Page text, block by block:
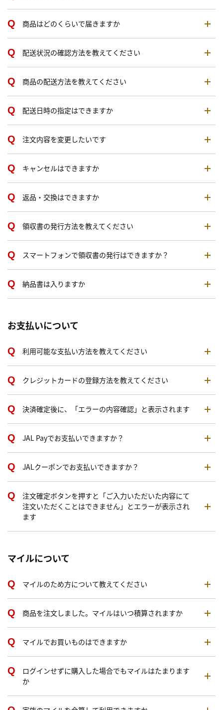
商品はどのくらいで届きますか
配送状況の確認方法を教えてください
商品の配送方法を教えてください
配送日時の指定はできますか
注文内容を変更したいです
キャンセルはできますか
返品・交換はできますか
領収書の発行方法を教えてください
スマートフォンで領収書の発行はできますか？
納品書は入りますか
お支払いについて
利用可能な支払い方法を教えてください
クレジットカードの登録方法を教えてください
決済確定後に、「エラーの内容確認」と表示されます
JAL Payでお支払いできますか？
JALクーポンでお支払いできますか？
注文確定ボタンを押すと「ご入力いただいた内容にて
注文いただくことはできません」とエラーが表示され
ます
マイルについて
マイルのため方について教えてください
商品を注文しました。マイルはいつ積算されますか
マイルでお買いものはできますか
ログインせずに購入した場合でもマイルはたまります
か